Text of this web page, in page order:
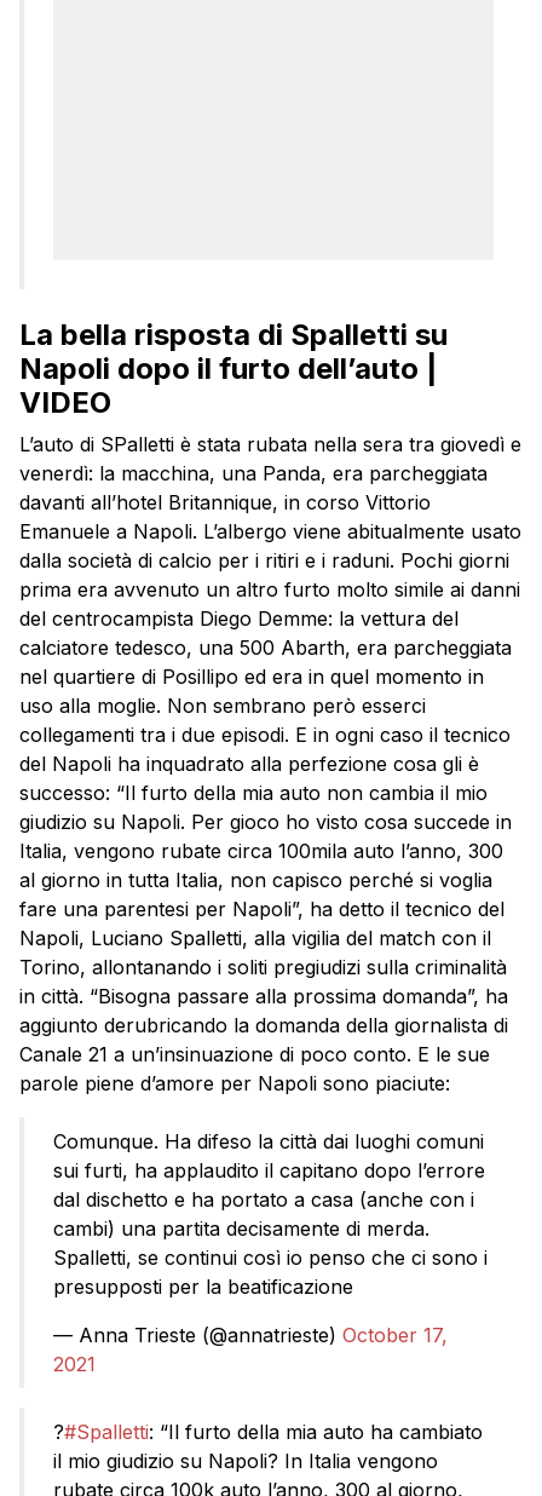
La bella risposta di Spalletti su
Napoli dopo il furto dell’auto |
VIDEO
L’auto di SPalletti è stata rubata nella sera tra giovedì e
venerdì: la macchina, una Panda, era parcheggiata
davanti all’hotel Britannique, in corso Vittorio
Emanuele a Napoli. L’albergo viene abitualmente usato
dalla società di calcio per i ritiri e i raduni. Pochi giorni
prima era avvenuto un altro furto molto simile ai danni
del centrocampista Diego Demme: la vettura del
calciatore tedesco, una 500 Abarth, era parcheggiata
nel quartiere di Posillipo ed era in quel momento in
uso alla moglie. Non sembrano però esserci
collegamenti tra i due episodi. E in ogni caso il tecnico
del Napoli ha inquadrato alla perfezione cosa gli è
successo: “Il furto della mia auto non cambia il mio
giudizio su Napoli. Per gioco ho visto cosa succede in
Italia, vengono rubate circa 100mila auto l’anno, 300
al giorno in tutta Italia, non capisco perché si voglia
fare una parentesi per Napoli”, ha detto il tecnico del
Napoli, Luciano Spalletti, alla vigilia del match con il
Torino, allontanando i soliti pregiudizi sulla criminalità
in città. “Bisogna passare alla prossima domanda”, ha
aggiunto derubricando la domanda della giornalista di
Canale 21 a un’insinuazione di poco conto. E le sue
parole piene d’amore per Napoli sono piaciute:
Comunque. Ha difeso la città dai luoghi comuni
sui furti, ha applaudito il capitano dopo l’errore
dal dischetto e ha portato a casa (anche con i
cambi) una partita decisamente di merda.
Spalletti, se continui così io penso che ci sono i
presupposti per la beatificazione
— Anna Trieste (@annatrieste) October 17,
2021
?#Spalletti: “Il furto della mia auto ha cambiato
il mio giudizio su Napoli? In Italia vengono
rubate circa 100k auto l’anno, 300 al giorno,